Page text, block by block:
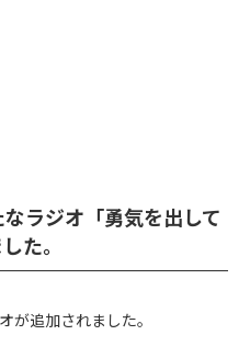
ラジオ「勇気を出して
た。
が追加されました。